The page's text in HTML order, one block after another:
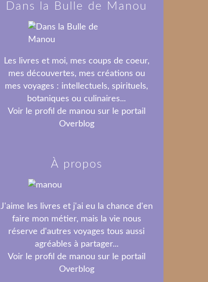
Dans la Bulle de Manou
Les livres et moi, mes coups de coeur,
mes découvertes, mes créations ou
mes voyages : intellectuels, spirituels,
botaniques ou culinaires...
Voir le profil de manou sur le portail
Overblog
À propos
J'aime les livres et j'ai eu la chance d'en
faire mon métier, mais la vie nous
réserve d'autres voyages tous aussi
agréables à partager...
Voir le profil de manou sur le portail
Overblog